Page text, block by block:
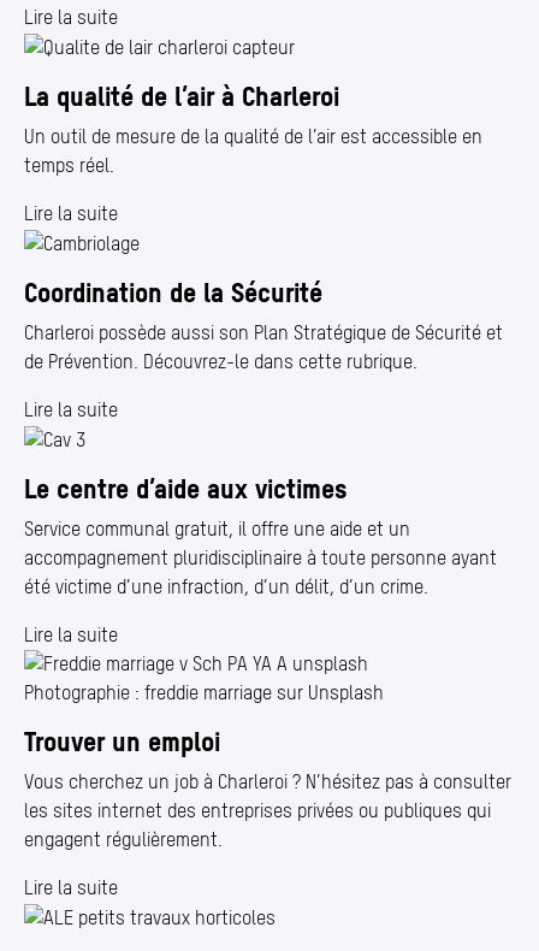
Lire la suite
La qualité de l’air à Charleroi
Un outil de mesure de la qualité de l’air est accessible en
temps réel.
Lire la suite
Coordination de la Sécurité
Charleroi possède aussi son Plan Stratégique de Sécurité et
de Prévention. Découvrez-le dans cette rubrique.
Lire la suite
Le centre d’aide aux victimes
Service communal gratuit, il offre une aide et un
accompagnement pluridisciplinaire à toute personne ayant
été victime d’une infraction, d’un délit, d’un crime.
Lire la suite
Photographie : freddie marriage sur Unsplash
Trouver un emploi
Vous cherchez un job à Charleroi ? N’hésitez pas à consulter
les sites internet des entreprises privées ou publiques qui
engagent régulièrement.
Lire la suite